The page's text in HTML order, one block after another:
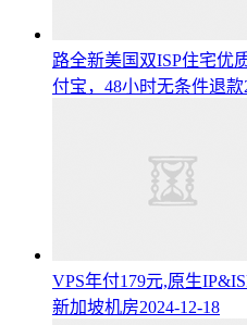
路全新美国双ISP住宅优
付宝，48小时无条件退款
VPS年付179元,原生
新加坡机房2024-12-18